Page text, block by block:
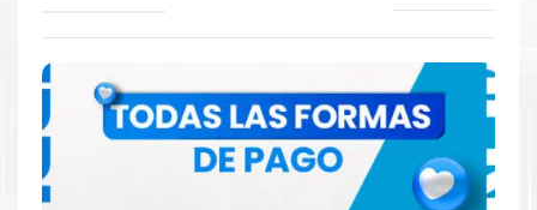
Comprar Toner Xerox 006R01826
Magenta para impresoras C7120 C7125
C7130